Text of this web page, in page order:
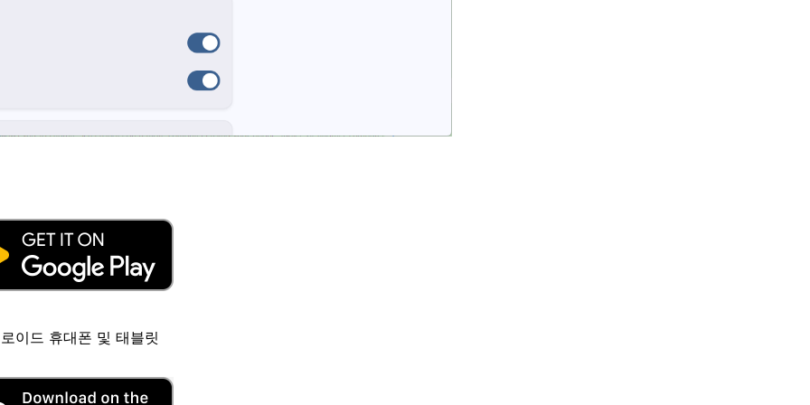
이드 휴대폰 및 태블릿